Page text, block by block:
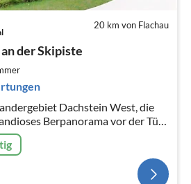
20 km von Flachau
der Skipiste
Dachstein West, die
Berpanorama vor der Tür,
Loipen 210 km,70
50 m entfernt.